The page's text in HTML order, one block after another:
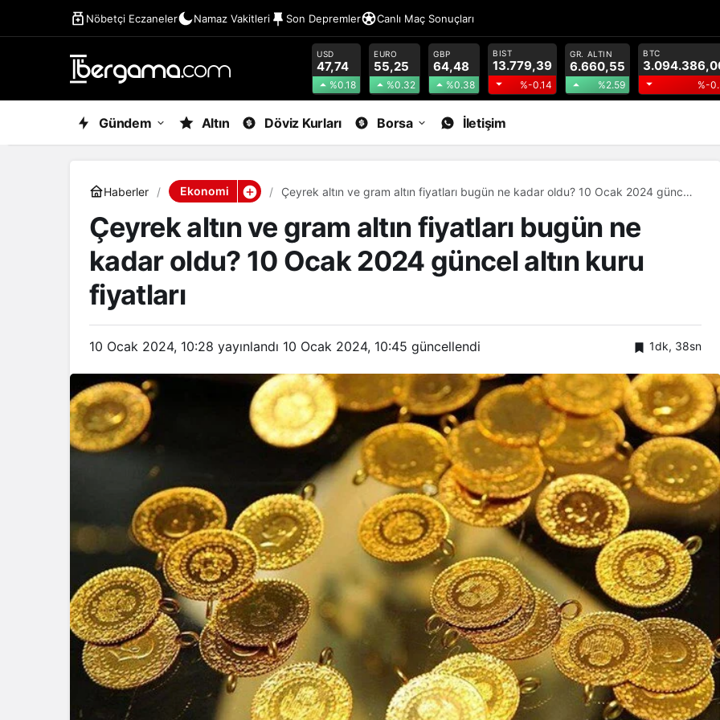
Nöbetçi Eczaneler Namaz Vakitleri Son Depremler Canlı Maç Sonuçları
USD
47,74
%0.18
EURO
55,25
%0.32
GBP
64,48
%0.38
BIST
13.779,39
%-0.14
GR. ALTIN
6.660,55
%2.59
BTC
%-
Gündem Altın Döviz Kurları Borsa İletişim
Haberler Ekonomi
Çeyrek altın ve gram altın fiyatları bugün ne kadar oldu? 10 Ocak 2024 güncel
Çeyrek altın ve gram altın fiyatları bugün ne
kadar oldu? 10 Ocak 2024 güncel altın kuru
fiyatları
10 Ocak 2024, 10:28 yayınlandı 10 Ocak 2024, 10:45 güncellendi 1dk, 38sn